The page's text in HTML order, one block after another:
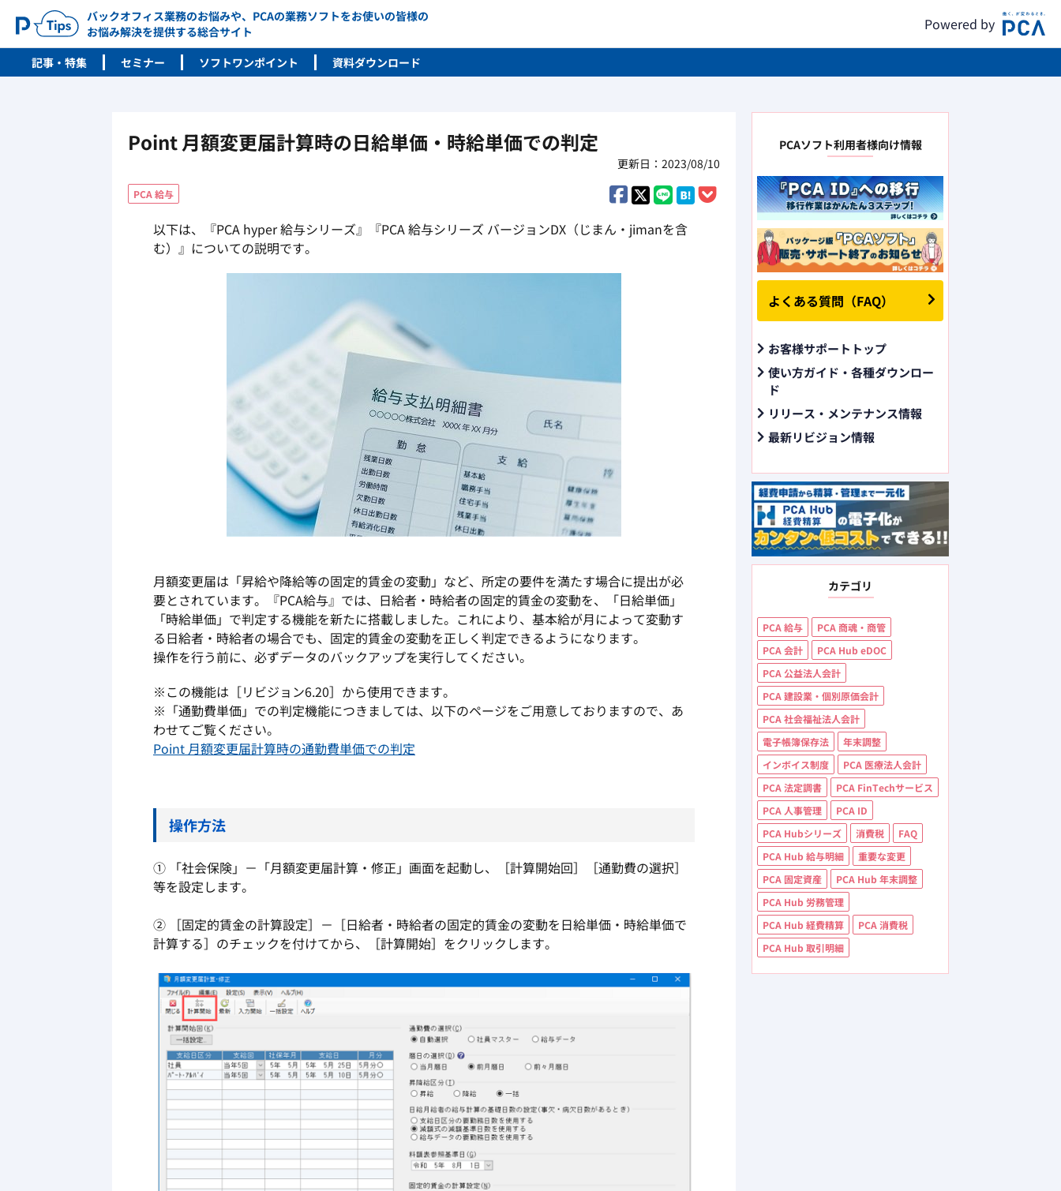
バックオフィス業務のお悩みや、PCAの業務ソフトをお使いの皆様の
お悩み解決を提供する総合サイト
Powered by
記事・特集 セミナー ソフトワンポイント 資料ダウンロード
Point 月額変更届計算時の日給単価・時給単価での判定
更新日：2023/08/10
PCA 給与
以下は、『PCA hyper 給与シリーズ』『PCA 給与シリーズ バージョンDX（じまん・jimanを含
む）』についての説明です。
月額変更届は「昇給や降給等の固定的賃金の変動」など、所定の要件を満たす場合に提出が必
要とされています。『PCA給与』では、日給者・時給者の固定的賃金の変動を、「日給単価」
「時給単価」で判定する機能を新たに搭載しました。これにより、基本給が月によって変動す
る日給者・時給者の場合でも、固定的賃金の変動を正しく判定できるようになります。
操作を行う前に、必ずデータのバックアップを実行してください。
※この機能は［リビジョン6.20］から使用できます。
※「通勤費単価」での判定機能につきましては、以下のページをご用意しておりますので、あ
わせてご覧ください。
Point 月額変更届計算時の通勤費単価での判定
操作方法
① 「社会保険」－「月額変更届計算・修正」画面を起動し、［計算開始回］［通勤費の選択］
等を設定します。
② ［固定的賃金の計算設定］－［日給者・時給者の固定的賃金の変動を日給単価・時給単価で
計算する］のチェックを付けてから、［計算開始］をクリックします。
PCAソフト利用者様向け情報
よくある質問（FAQ）
お客様サポートトップ
使い方ガイド・各種ダウンロー
ド
リリース・メンテナンス情報
最新リビジョン情報
カテゴリ
PCA 給与
PCA 商魂・商管
PCA 会計
PCA Hub eDOC
PCA 公益法人会計
PCA 建設業・個別原価会計
PCA 社会福祉法人会計
電子帳簿保存法
年末調整
インボイス制度
PCA 医療法人会計
PCA 法定調書
PCA FinTechサービス
PCA 人事管理
PCA ID
PCA Hubシリーズ
消費税
FAQ
PCA Hub 給与明細
重要な変更
PCA 固定資産
PCA Hub 年末調整
PCA Hub 労務管理
PCA Hub 経費精算
PCA 消費税
PCA Hub 取引明細